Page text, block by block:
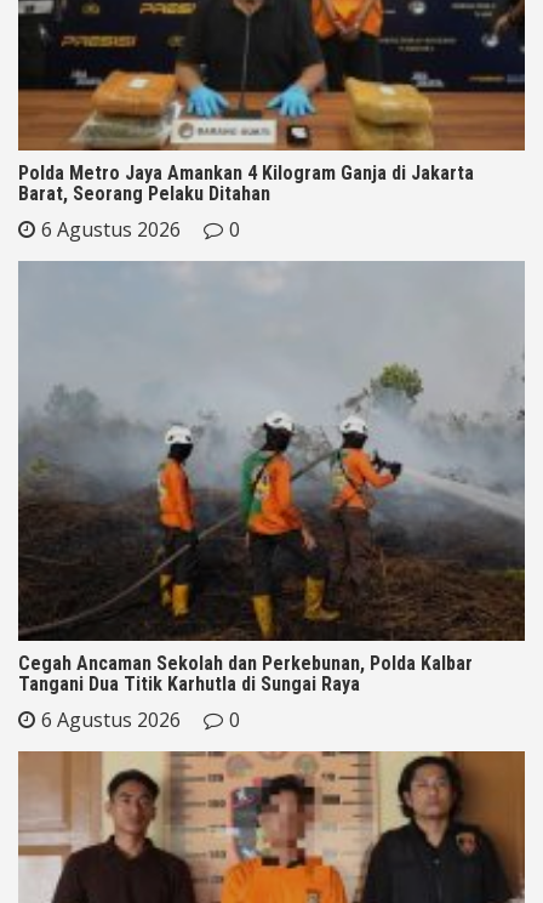
Polda Metro Jaya Amankan 4 Kilogram Ganja di Jakarta
Barat, Seorang Pelaku Ditahan
6 Agustus 2026 0
Cegah Ancaman Sekolah dan Perkebunan, Polda Kalbar
Tangani Dua Titik Karhutla di Sungai Raya
6 Agustus 2026 0